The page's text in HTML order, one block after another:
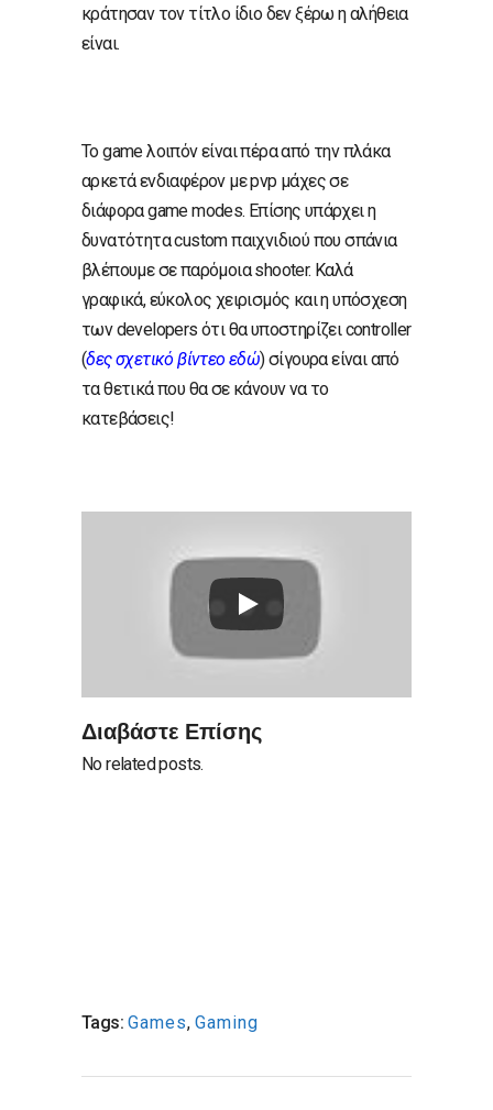
κράτησαν τον τίτλο ίδιο δεν ξέρω η αλήθεια
είναι.
Το game λοιπόν είναι πέρα από την πλάκα
αρκετά ενδιαφέρον με pvp μάχες σε
διάφορα game modes. Επίσης υπάρχει η
δυνατότητα custom παιχνιδιού που σπάνια
βλέπουμε σε παρόμοια shooter. Καλά
γραφικά, εύκολος χειρισμός και η υπόσχεση
των developers ότι θα υποστηρίζει controller
(δες σχετικό βίντεο εδώ) σίγουρα είναι από
τα θετικά που θα σε κάνουν να το
κατεβάσεις!
Διαβάστε Επίσης
No related posts.
Tags: Games, Gaming